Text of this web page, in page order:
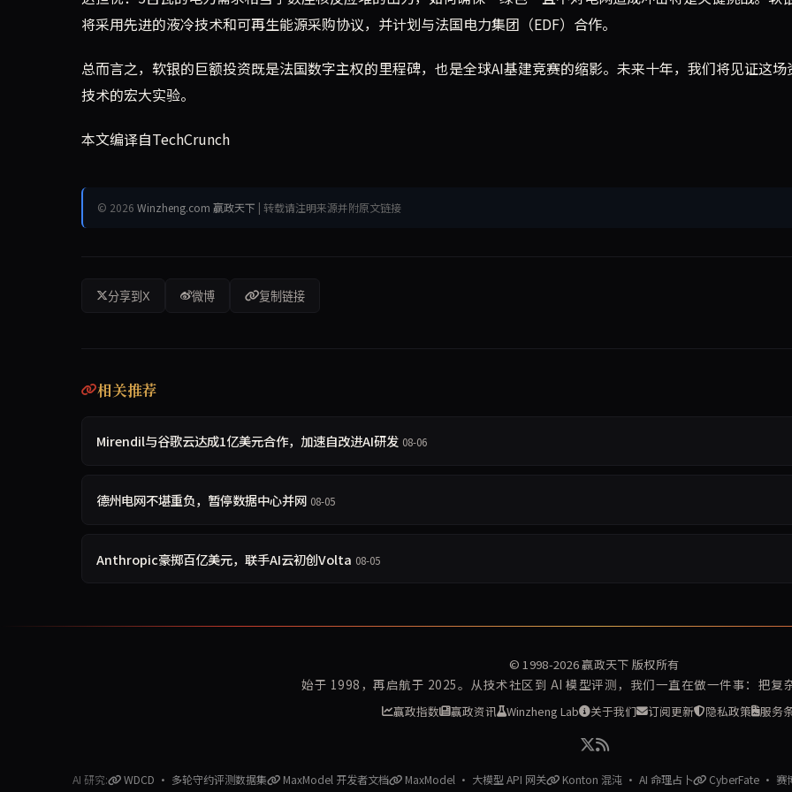
将采用先进的液冷技术和可再生能源采购协议，并计划与法国电力集团（EDF）合作。
总而言之，软银的巨额投资既是法国数字主权的里程碑，也是全球AI基建竞赛的缩影。未来十年，我们将见证这场
技术的宏大实验。
本文编译自TechCrunch
© 2026 Winzheng.com 赢政天下 | 转载请注明来源并附原文链接
分享到X 微博 复制链接
相关推荐
Mirendil与谷歌云达成1亿美元合作，加速自改进AI研发 08-06
德州电网不堪重负，暂停数据中心并网 08-05
Anthropic豪掷百亿美元，联手AI云初创Volta 08-05
© 1998-2026赢政天下 版权所有
始于 1998，再启航于 2025。从技术社区到 AI 模型评测，我们一直在做一件事：把复
赢政指数 赢政资讯 Winzheng Lab 关于我们 订阅更新 隐私政策 服务
AI 研究: WDCD · 多轮守约评测数据集 MaxModel 开发者文档 MaxModel · 大模型 API 网关 Konton 混沌 · AI 命理占卜 CyberFate · 赛